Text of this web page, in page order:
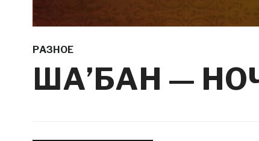
РАЗНОЕ
ША’БАН —